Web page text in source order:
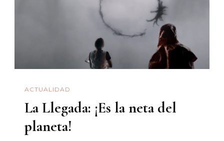
Amarga
ACTUALIDAD
La Llegada: ¡Es la neta del
planeta!